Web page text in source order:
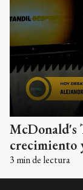
McDonald's
crecimiento
3 min de lectura